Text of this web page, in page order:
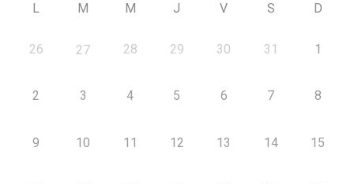
L M M J V S D
26 27 28 29 30 31 1
2 3 4 5 6 7 8
9 10 11 12 13 14 15